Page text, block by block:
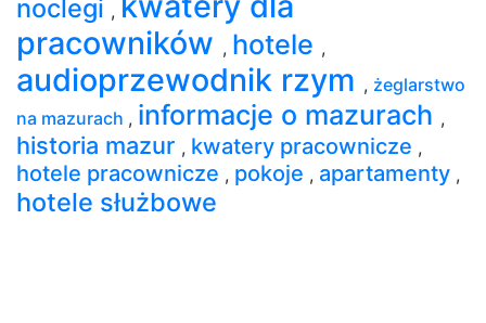
noclegi ,
pracowników , hotele ,
audioprzewodnik rzym , żeglarstwo
na mazurach , informacje o mazurach ,
historia mazur , kwatery pracownicze ,
hotele pracownicze , pokoje , apartamenty ,
hotele służbowe